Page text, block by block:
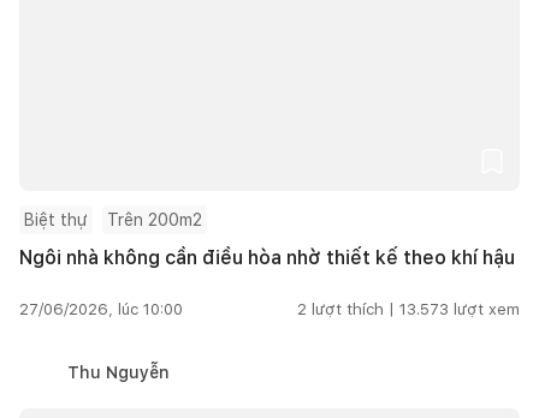
Biệt thự Trên 200m2
Ngôi nhà không cần điều hòa nhờ thiết kế theo khí hậu
27/06/2026, lúc 10:00 2 lượt thích | 13.573 lượt xem
Thu Nguyễn